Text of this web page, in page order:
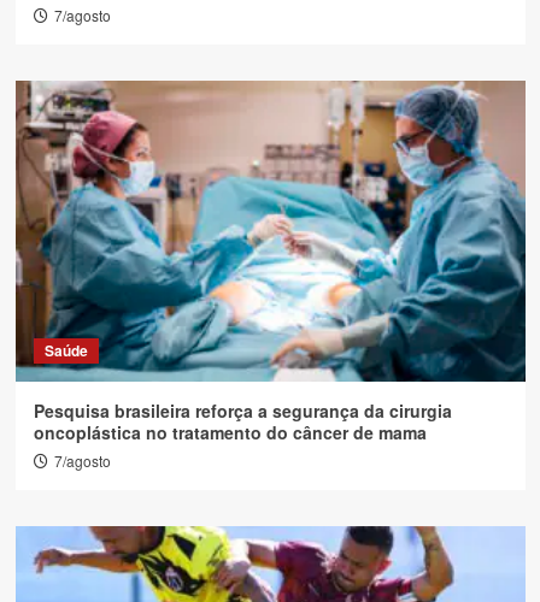
7/agosto
Saúde
Pesquisa brasileira reforça a segurança da cirurgia
oncoplástica no tratamento do câncer de mama
7/agosto